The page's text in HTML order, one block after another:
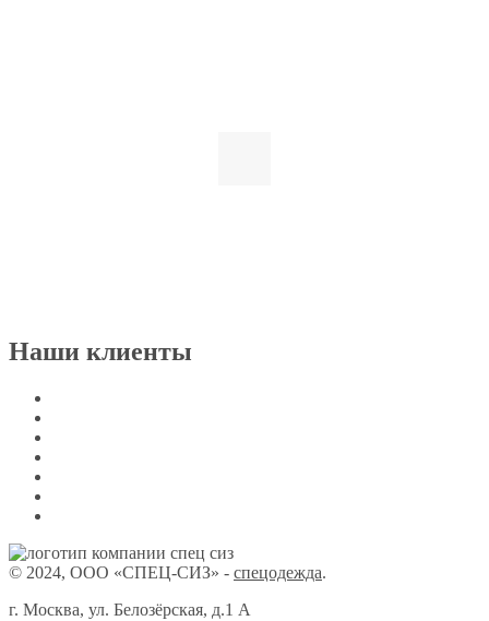
Наши клиенты
© 2024, ООО «СПЕЦ-СИЗ» - спецодежда.
г. Москва, ул. Белозёрская, д.1 А